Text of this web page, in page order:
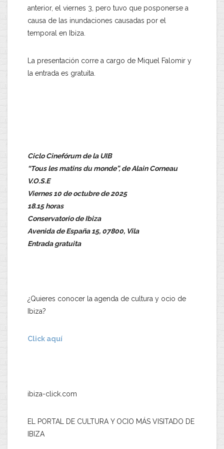
anterior, el viernes 3, pero tuvo que posponerse a
causa de las inundaciones causadas por el
temporal en Ibiza.
La presentación corre a cargo de Miquel Falomir y
la entrada es gratuita.
Ciclo Cinefórum de la UIB
“Tous les matins du monde”, de Alain Corneau
V.O.S.E
Viernes 10 de octubre de 2025
18.15 horas
Conservatorio de Ibiza
Avenida de España 15, 07800, Vila
Entrada gratuita
¿Quieres conocer la agenda de cultura y ocio de
Ibiza?
Click aquí
ibiza-click.com
EL PORTAL DE CULTURA Y OCIO MÁS VISITADO DE
IBIZA